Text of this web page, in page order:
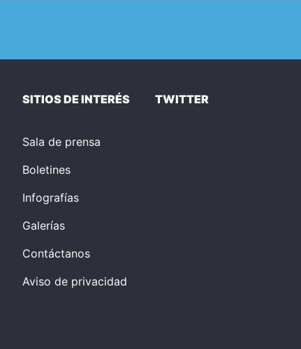
SITIOS DE INTERÉS
Sala de prensa
Boletines
Infografías
Galerías
Contáctanos
Aviso de privacidad
TWITTER